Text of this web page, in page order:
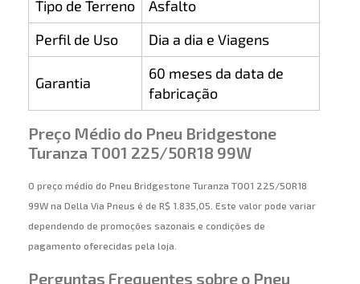
Tipo de Terreno
Asfalto
Perfil de Uso
Dia a dia e Viagens
Garantia
60 meses da data de
fabricação
Preço Médio do Pneu Bridgestone
Turanza T001 225/50R18 99W
O preço médio do Pneu Bridgestone Turanza T001 225/50R18
99W na Della Via Pneus é de R$ 1.835,05. Este valor pode variar
dependendo de promoções sazonais e condições de
pagamento oferecidas pela loja.
Perguntas Frequentes sobre o Pneu